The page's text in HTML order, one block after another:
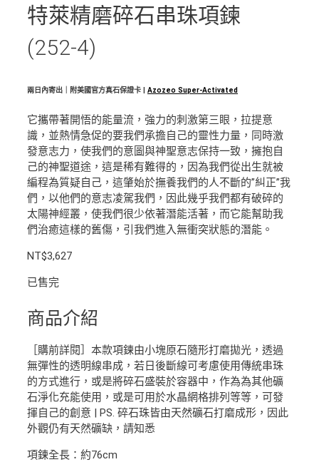
特萊精磨碎石串珠項鍊
(252-4)
兩日內寄出｜附美國官方真石保證卡 | Azozeo Super-Activated
它攜帶著開悟的能量流，強力的刺激第三眼，拉提意
識，並熱情急促的要我們承擔自己的靈性力量，同時激
發意志力，使我們的意圖與神聖意志保持一致，擁抱自
己的神聖道途，這是稀有難得的，因為我們從出生就被
編程為質疑自己，這肇始於撫養我們的人不斷的”糾正”我
們，以他們的意志凌駕我們，因此幾乎我們都有破碎的
太陽神經叢，使我們很少依著潛能活著，而它能幫助我
們治癒這樣的舊傷，引我們進入無衝突狀態的潛能。
NT$3,627
已售完
商品介紹
［購前詳閱］本款項鍊由小塊原石隨形打磨拋光，透過
無彈性的透明線串成，若日後斷線可考慮使用傳統串珠
的方式進行，或是將碎石盛裝於容器中，作為為其他礦
石淨化充能使用，或是可用於水晶網格排列等等，可發
揮自己的創意 | PS. 碎石珠皆由天然礦石打磨成形，因此
外觀仍有天然礦缺，請知悉
項鍊全長：約76cm